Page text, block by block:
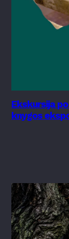
Ekskursija
knygos